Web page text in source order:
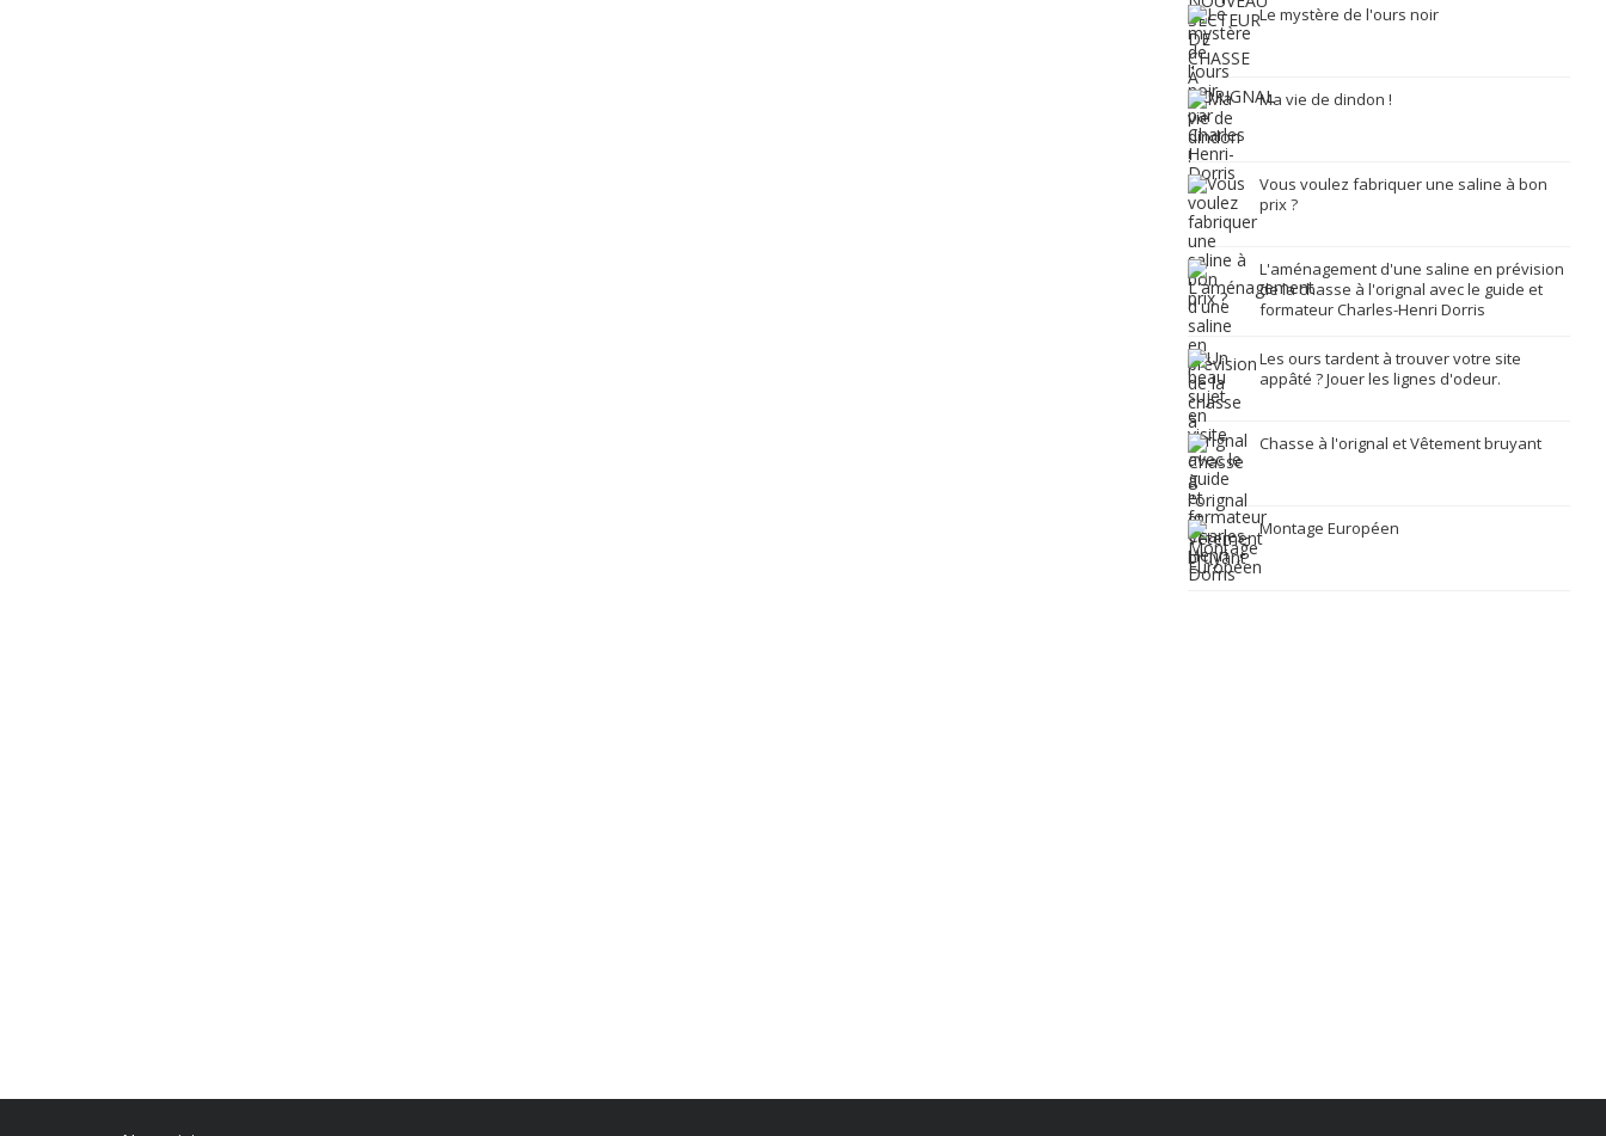
Le mystère de l'ours noir
Ma vie de dindon !
Vous voulez fabriquer une saline à bon
prix ?
L'aménagement d'une saline en prévision
de la chasse à l'orignal avec le guide et
formateur Charles-Henri Dorris
Les ours tardent à trouver votre site
appâté ? Jouer les lignes d'odeur.
Chasse à l'orignal et Vêtement bruyant
Montage Européen